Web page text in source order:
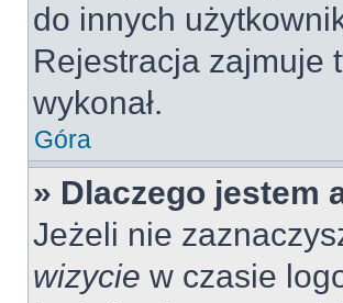
do innych
Rejestracja zajmuje
wykonał.
Góra
» Dlaczego jestem
Jeżeli nie
wizycie w czasie